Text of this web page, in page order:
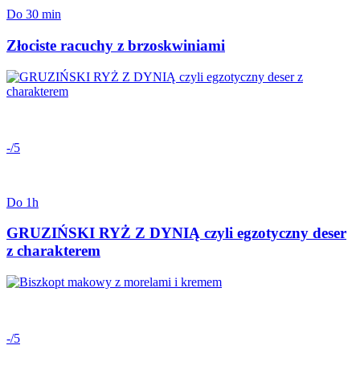
Do 30 min
Złociste racuchy z brzoskwiniami
-/5
Do 1h
GRUZIŃSKI RYŻ Z DYNIĄ czyli egzotyczny deser
z charakterem
-/5